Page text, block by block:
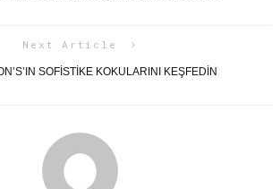
Next Article
SOFİSTİKE KOKULARINI KEŞFEDİN